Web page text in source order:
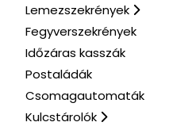
Lemezszekrények
Fegyverszekrények
Időzáras kasszák
Postaládák
Csomagautomaták
Kulcstárolók